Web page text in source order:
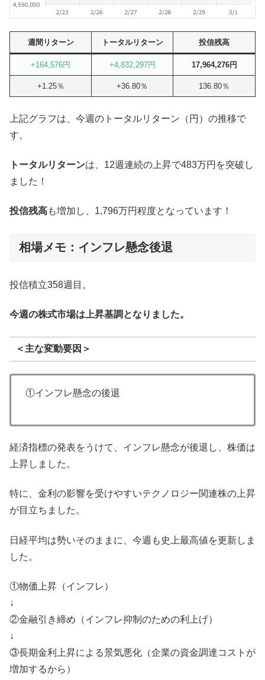
週間リターン トータルリターン 投信残高
+164,576円 +4,832,297円 17,964,276円
+1.25％ +36.80％ 136.80％
上記グラフは、今週のトータルリターン（円）の推移で
す。
トータルリターンは、12週連続の上昇で483万円を突破し
ました！
投信残高 も増加し、1,796万円程度となっています！
相場メモ：インフレ懸念後退
投信積立358週目。
今週の株式市場は上昇基調となりました。
＜主な変動要因＞
①インフレ懸念の後退
経済指標の発表をうけて、インフレ懸念が後退し、株価は
上昇しました。
特に、金利の影響を受けやすいテクノロジー関連株の上昇
が目立ちました。
日経平均は勢いそのままに、今週も史上最高値を更新しま
した。
①物価上昇（インフレ）
↓
②金融引き締め（インフレ抑制のための利上げ）
↓
③長期金利上昇による景気悪化（企業の資金調達コストが
増加するから）